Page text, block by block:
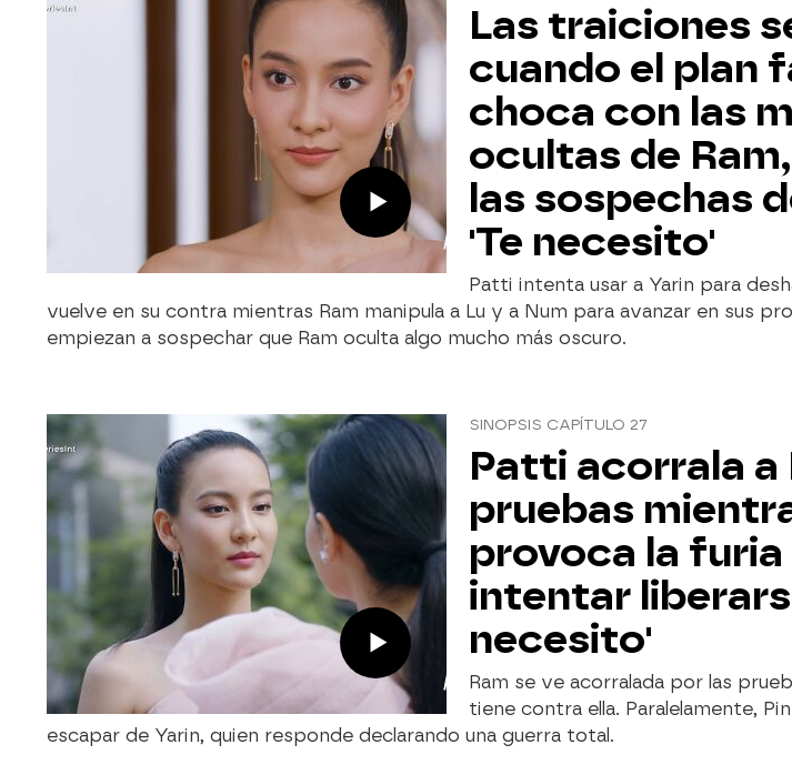
Las traiciones
cuando el plan
choca con las
ocultas de
las sospechas
'Te necesito'
Patti intenta usar a Yarin para
vuelve en su contra mientras Ram manipula a Lu y a Num para avanzar en sus
empiezan a sospechar que Ram oculta algo mucho más oscuro.
SINOPSIS CAPÍTULO 27
Patti acorrala a
pruebas
provoca la furia
intentar
necesito'
Ram se ve acorralada por las
tiene contra ella. Paralelamente,
escapar de Yarin, quien responde declarando una guerra total.